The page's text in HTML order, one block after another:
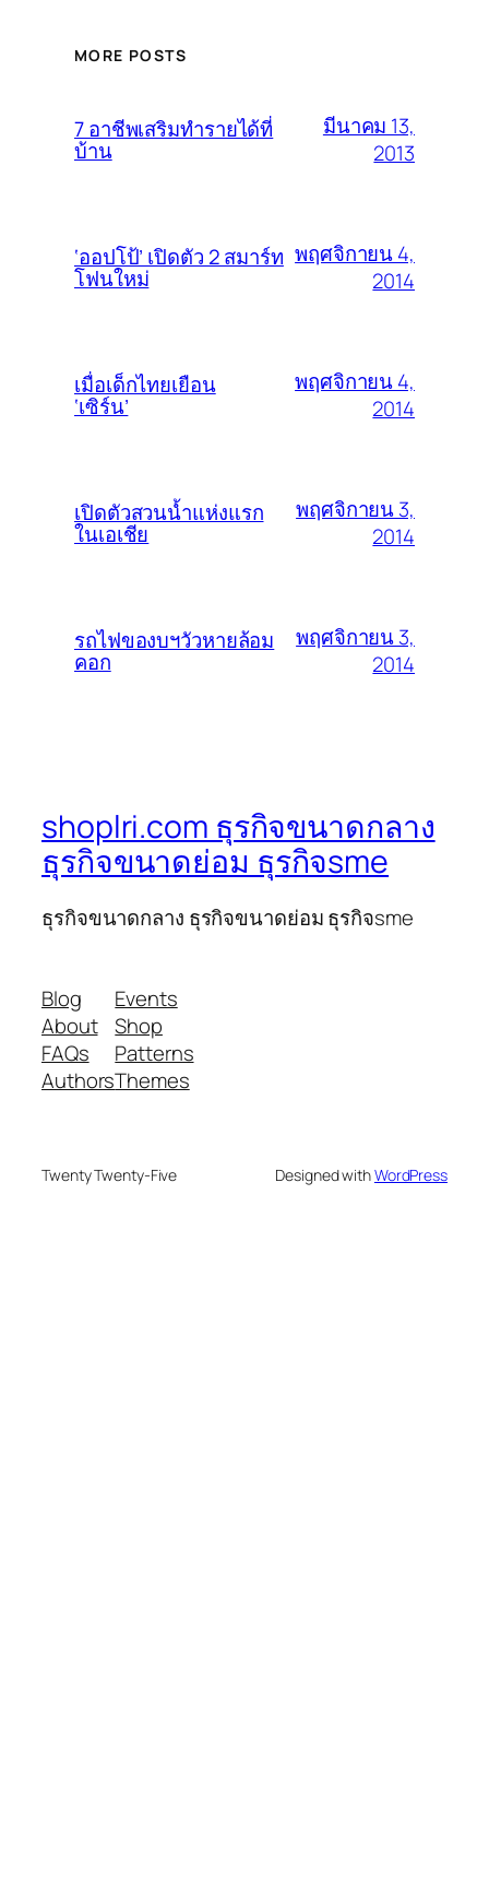
MORE POSTS
7 อาชีพเสริมทำรายได้ที่
บ้าน
มีนาคม 13,
2013
‘ออปโป้’ เปิดตัว 2 สมาร์ท
โฟนใหม่
พฤศจิกายน 4,
2014
เมื่อเด็กไทยเยือน
‘เซิร์น’
พฤศจิกายน 4,
2014
เปิดตัวสวนน้ำแห่งแรก
ในเอเชีย
พฤศจิกายน 3,
2014
รถไฟของบฯวัวหายล้อม
คอก
พฤศจิกายน 3,
2014
shoplri.com ธุรกิจขนาดกลาง
ธุรกิจขนาดย่อม ธุรกิจsme
ธุรกิจขนาดกลาง ธุรกิจขนาดย่อม ธุรกิจsme
Blog
About
FAQs
Authors
Events
Shop
Patterns
Themes
Twenty Twenty-Five Designed withWordPress